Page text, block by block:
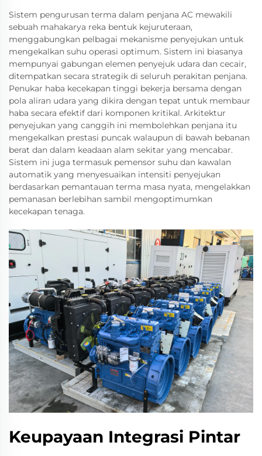
Sistem pengurusan terma dalam penjana AC mewakili
sebuah mahakarya reka bentuk kejuruteraan,
menggabungkan pelbagai mekanisme penyejukan untuk
mengekalkan suhu operasi optimum. Sistem ini biasanya
mempunyai gabungan elemen penyejuk udara dan cecair,
ditempatkan secara strategik di seluruh perakitan penjana.
Penukar haba kecekapan tinggi bekerja bersama dengan
pola aliran udara yang dikira dengan tepat untuk membaur
haba secara efektif dari komponen kritikal. Arkitektur
penyejukan yang canggih ini membolehkan penjana itu
mengekalkan prestasi puncak walaupun di bawah bebanan
berat dan dalam keadaan alam sekitar yang mencabar.
Sistem ini juga termasuk pemensor suhu dan kawalan
automatik yang menyesuaikan intensiti penyejukan
berdasarkan pemantauan terma masa nyata, mengelakkan
pemanasan berlebihan sambil mengoptimumkan
kecekapan tenaga.
Keupayaan Integrasi Pintar